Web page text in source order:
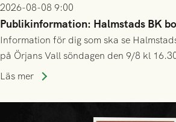
2026-08-08 9:00
Publikinformation: Halmstads BK
Information för dig som ska se
på Örjans Vall söndagen den 9/8 kl
Läs mer